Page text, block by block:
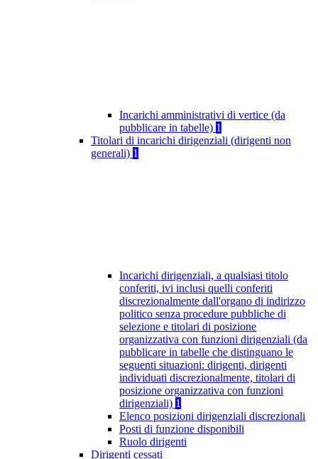
Incarichi amministrativi di vertice (da
pubblicare in tabelle) 1
Titolari di incarichi dirigenziali (dirigenti non
generali) 1
Incarichi dirigenziali, a qualsiasi titolo
conferiti, ivi inclusi quelli conferiti
discrezionalmente dall'organo di indirizzo
politico senza procedure pubbliche di
selezione e titolari di posizione
organizzativa con funzioni dirigenziali (da
pubblicare in tabelle che distinguano le
seguenti situazioni: dirigenti, dirigenti
individuati discrezionalmente, titolari di
posizione organizzativa con funzioni
dirigenziali) 1
Elenco posizioni dirigenziali discrezionali
Posti di funzione disponibili
Ruolo dirigenti
Dirigenti cessati